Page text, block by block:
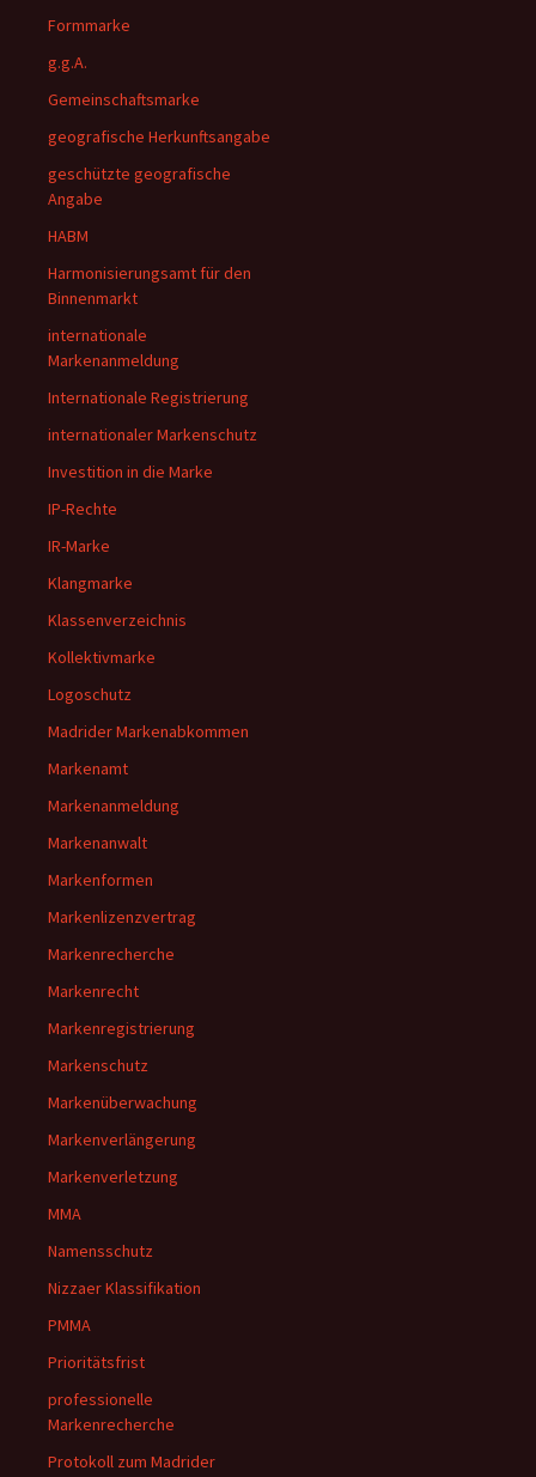
Formmarke
g.g.A.
Gemeinschaftsmarke
geografische Herkunftsangabe
geschützte geografische
Angabe
HABM
Harmonisierungsamt für den
Binnenmarkt
internationale
Markenanmeldung
Internationale Registrierung
internationaler Markenschutz
Investition in die Marke
IP-Rechte
IR-Marke
Klangmarke
Klassenverzeichnis
Kollektivmarke
Logoschutz
Madrider Markenabkommen
Markenamt
Markenanmeldung
Markenanwalt
Markenformen
Markenlizenzvertrag
Markenrecherche
Markenrecht
Markenregistrierung
Markenschutz
Markenüberwachung
Markenverlängerung
Markenverletzung
MMA
Namensschutz
Nizzaer Klassifikation
PMMA
Prioritätsfrist
professionelle
Markenrecherche
Protokoll zum Madrider